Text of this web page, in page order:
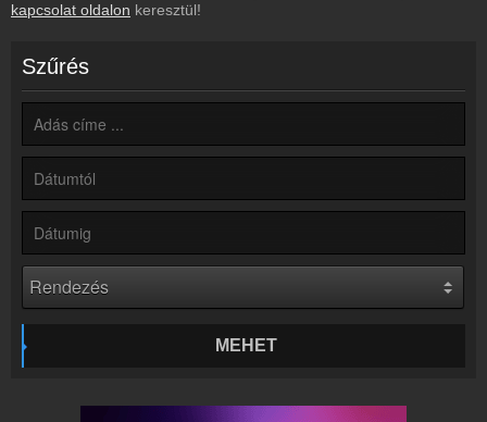
Műsorújság
Webkamera
Rádió 1 Győr webkamera, élőkép
Hírek
Rádió 1 Győr kapcsolatos hírek
Írj nekünk!
Rádiós partnerek
Rádió beágyazás
Ágyazd be weboldaladba
kapcsolat oldalon keresztül!
Szűrés
MEHET